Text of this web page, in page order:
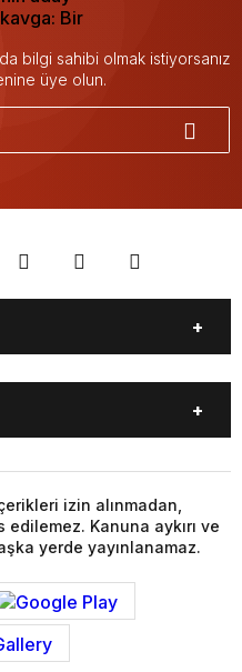
bilgi sahibi olmak istiyorsanız
üye olun.
DÜNYA
MAGAZİN
EĞİTİM
TEKNOLOJİ
FOTO GALERİ
CANLI TV
FİRMA EKLE
GAZETELER
HAVA DURUMU
GİRİŞ YAP
KÜNYE
izin alınmadan,
Kanuna aykırı ve
yerde yayınlanamaz.